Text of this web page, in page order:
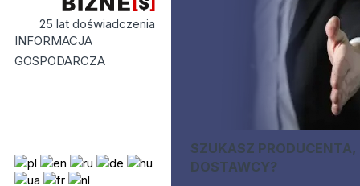
25 lat doświadczenia
INFORMACJA
GOSPODARCZA
SZUKASZ PRODUCENTA,
DOSTAWCY?